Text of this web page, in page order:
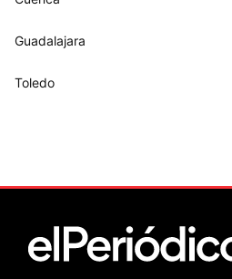
Guadalajara
Toledo